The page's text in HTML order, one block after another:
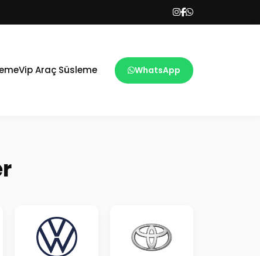
Vip Araç Süsleme WhatsApp